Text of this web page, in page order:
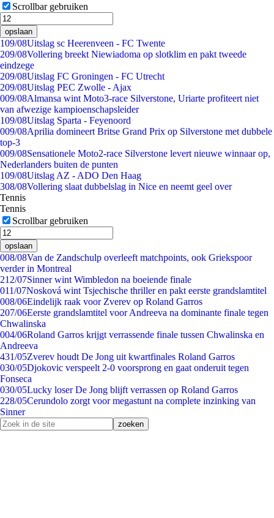
Scrollbar gebruiken
opslaan
109/08Uitslag sc Heerenveen - FC Twente
209/08Vollering breekt Niewiadoma op slotklim en pakt tweede
eindzege
209/08Uitslag FC Groningen - FC Utrecht
209/08Uitslag PEC Zwolle - Ajax
009/08Almansa wint Moto3-race Silverstone, Uriarte profiteert niet
van afwezige kampioenschapsleider
109/08Uitslag Sparta - Feyenoord
009/08Aprilia domineert Britse Grand Prix op Silverstone met dubbele
top-3
009/08Sensationele Moto2-race Silverstone levert nieuwe winnaar op,
Nederlanders buiten de punten
109/08Uitslag AZ - ADO Den Haag
308/08Vollering slaat dubbelslag in Nice en neemt geel over
Tennis
Tennis
Scrollbar gebruiken
opslaan
008/08Van de Zandschulp overleeft matchpoints, ook Griekspoor
verder in Montreal
212/07Sinner wint Wimbledon na boeiende finale
011/07Nosková wint Tsjechische thriller en pakt eerste grandslamtitel
008/06Eindelijk raak voor Zverev op Roland Garros
207/06Eerste grandslamtitel voor Andreeva na dominante finale tegen
Chwalinska
004/06Roland Garros krijgt verrassende finale tussen Chwalinska en
Andreeva
431/05Zverev houdt De Jong uit kwartfinales Roland Garros
030/05Djokovic verspeelt 2-0 voorsprong en gaat onderuit tegen
Fonseca
030/05Lucky loser De Jong blijft verrassen op Roland Garros
228/05Cerundolo zorgt voor megastunt na complete inzinking van
Sinner